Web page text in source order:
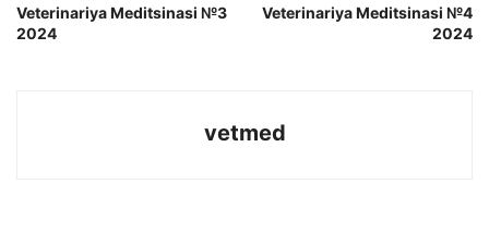
Veterinariya Meditsinasi №3
2024
Veterinariya Meditsinasi №4
2024
vetmed